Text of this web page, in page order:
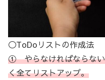
◯ToDoリストの作成法
① やらなければならない
く全てリストアップ。